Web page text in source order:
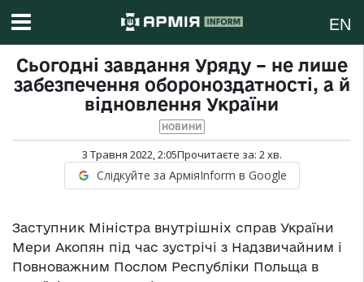
EN
Сьогодні завдання Уряду – не лише
забезпечення обороноздатності, а й
відновлення України
НОВИНИ
3 Травня 2022, 2:05Прочитаєте за: 2хв.
Слідкуйте за АрміяInform в Google
Заступник Міністра внутрішніх справ України
Мери Акопян під час зустрічі з Надзвичайним і
Повноважним Послом Республіки Польща в